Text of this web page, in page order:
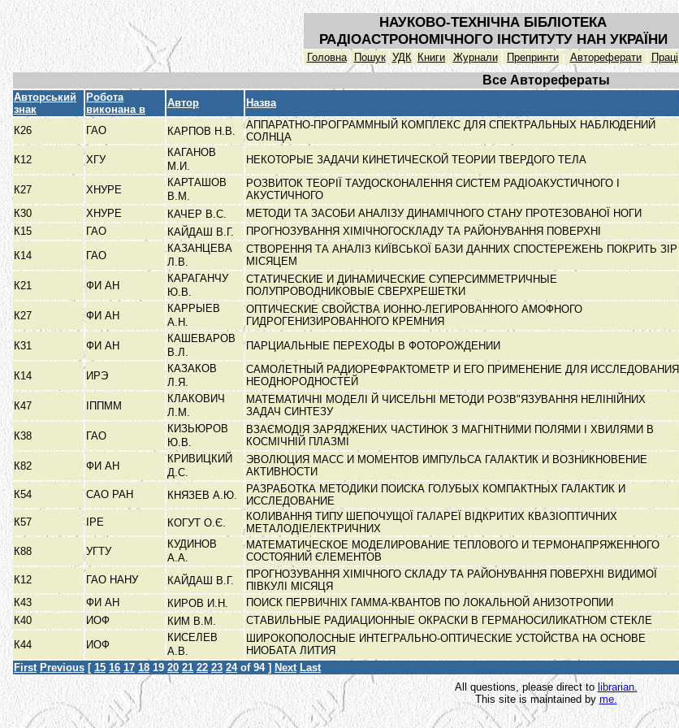
НАУКОВО-ТЕХНІЧНА БІБЛІОТЕКА
РАДІОАСТРОНОМІЧНОГО ІНСТИТУТУ НАН УКРАЇНИ
Головна Пошук УДК Книги Журнали Препринти Автореферати Праці
Все Авторефераты
Авторський
знак
Робота
виконана в
Автор Назва
К26
ГАО КАРПОВ Н.В.
АППАРАТНО-ПРОГРАММНЫЙ КОМПЛЕКС ДЛЯ СПЕКТРАЛЬНЫХ НАБЛЮДЕНИЙ
СОЛНЦА
К12 ХГУ
КАГАНОВ
М.И.
НЕКОТОРЫЕ ЗАДАЧИ КИНЕТИЧЕСКОЙ ТЕОРИИ ТВЕРДОГО ТЕЛА
К27 ХНУРЕ
КАРТАШОВ
В.М.
РОЗВИТОК ТЕОРІЇ ТАУДОСКОНАЛЕННЯ СИСТЕМ РАДІОАКУСТИЧНОГО І
АКУСТИЧНОГО
К30
ХНУРЕ КАЧЕР В.С. МЕТОДИ ТА ЗАСОБИ АНАЛІЗУ ДИНАМІЧНОГО СТАНУ ПРОТЕЗОВАНОЇ НОГИ
К15
ГАО КАЙДАШ В.Г. ПРОГНОЗУВАННЯ ХІМІЧНОГОСКЛАДУ ТА РАЙОНУВАННЯ ПОВЕРХНІ
К14
ГАО
КАЗАНЦЕВА
Л.В.
СТВОРЕННЯ ТА АНАЛІЗ КИЇВСЬКОЇ БАЗИ ДАННИХ СПОСТЕРЕЖЕНЬ ПОКРИТЬ ЗІР
МІСЯЦЕМ
К21 ФИ АН
КАРАГАНЧУ
Ю.В.
СТАТИЧЕСКИЕ И ДИНАМИЧЕСКИЕ СУПЕРСИММЕТРИЧНЫЕ
ПОЛУПРОВОДНИКОВЫЕ СВЕРХРЕШЕТКИ
К27 ФИ АН
КАРРЫЕВ
А.Н.
ОПТИЧЕСКИЕ СВОЙСТВА ИОННО-ЛЕГИРОВАННОГО АМОФНОГО
ГИДРОГЕНИЗИРОВАННОГО КРЕМНИЯ
К31 ФИ АН
КАШЕВАРОВ
В.Л.
ПАРЦИАЛЬНЫЕ ПЕРЕХОДЫ В ФОТОРОЖДЕНИИ
К14 ИРЭ
КАЗАКОВ
Л.Я.
САМОЛЕТНЫЙ РАДИОРЕФРАКТОМЕТР И ЕГО ПРИМЕНЕНИЕ ДЛЯ ИССЛЕДОВАНИЯ
НЕОДНОРОДНОСТЕЙ
К47 ІППММ
КЛАКОВИЧ
Л.М.
МАТЕМАТИЧНІ МОДЕЛІ Й ЧИСЕЛЬНІ МЕТОДИ РОЗВ"ЯЗУВАННЯ НЕЛІНІЙНИХ
ЗАДАЧ СИНТЕЗУ
К38 ГАО
КИЗЬЮРОВ
Ю.В.
ВЗАЄМОДІЯ ЗАРЯДЖЕНИХ ЧАСТИНОК З МАГНІТНИМИ ПОЛЯМИ І ХВИЛЯМИ В
КОСМІЧНІЙ ПЛАЗМІ
К82 ФИ АН
КРИВИЦКИЙ
Д.С.
ЭВОЛЮЦИЯ МАСС И МОМЕНТОВ ИМПУЛЬСА ГАЛАКТИК И ВОЗНИКНОВЕНИЕ
АКТИВНОСТИ
К54 САО РАН КНЯЗЕВ А.Ю.
РАЗРАБОТКА МЕТОДИКИ ПОИСКА ГОЛУБЫХ КОМПАКТНЫХ ГАЛАКТИК И
ИССЛЕДОВАНИЕ
К57 ІРЕ КОГУТ О.Є.
КОЛИВАННЯ ТИПУ ШЕПОЧУЩОЇ ГАЛАРЕЇ ВІДКРИТИХ КВАЗІОПТИЧНИХ
МЕТАЛОДІЕЛЕКТРИЧНИХ
К88 УГТУ
КУДИНОВ
А.А.
МАТЕМАТИЧЕСКОЕ МОДЕЛИРОВАНИЕ ТЕПЛОВОГО И ТЕРМОНАПРЯЖЕННОГО
СОСТОЯНИЙ ЄЛЕМЕНТОВ
К12 ГАО НАНУ КАЙДАШ В.Г.
ПРОГНОЗУВАННЯ ХІМІЧНОГО СКЛАДУ ТА РАЙОНУВАННЯ ПОВЕРХНІ ВИДИМОЇ
ПІВКУЛІ МІСЯЦЯ
К43
ФИ АН КИРОВ И.Н. ПОИСК ПЕРВИЧНІХ ГАММА-КВАНТОВ ПО ЛОКАЛЬНОЙ АНИЗОТРОПИИ
К40
ИОФ КИМ В.М. СТАВИЛЬНЫЕ РАДИАЦИОННЫЕ ОКРАСКИ В ГЕРМАНОСИЛИКАТНОМ СТЕКЛЕ
К44
ИОФ
КИСЕЛЕВ
А.В.
ШИРОКОПОЛОСНЫЕ ИНТЕГРАЛЬНО-ОПТИЧЕСКИЕ УСТОЙСТВА НА ОСНОВЕ
НИОБАТА ЛИТИЯ
First Previous [ 15 16 17 18 19 20 21 22 23 24of 94 ] Next Last
All questions, please direct tolibrarian.
This site is maintained by me.